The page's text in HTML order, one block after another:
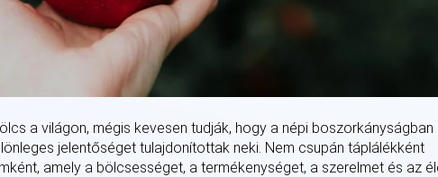
a világon, mégis kevesen tudják, hogy a népi boszorkányságban
jelentőséget tulajdonítottak neki. Nem csupán táplálékként
amely a bölcsességet, a termékenységet, a szerelmet és az